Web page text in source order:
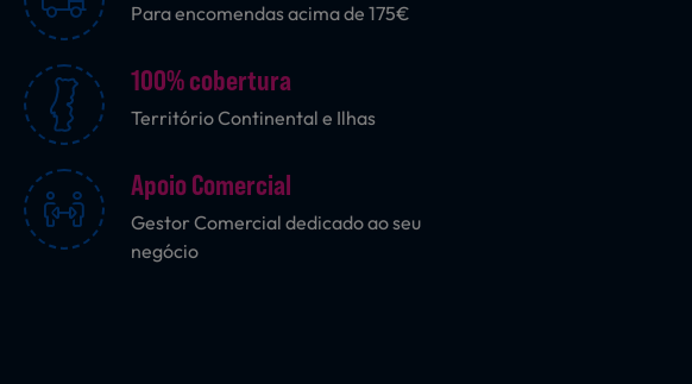
Para encomendas acima de 175€
100% cobertura
Território Continental e Ilhas
Apoio Comercial
Gestor Comercial dedicado ao seu
negócio